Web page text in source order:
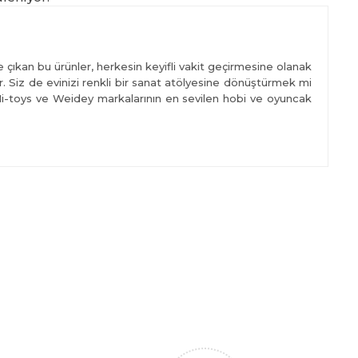
bu ürünler, herkesin keyifli vakit geçirmesine olanak
Siz de evinizi renkli bir sanat atölyesine dönüştürmek mi
ve Weidey markalarının en sevilen hobi ve oyuncak
oynamasını mümkün kılmaktadır. Ayrıca yardımlaşma
uğraşmak insanları motive etmektedir. Böylece özgüveni